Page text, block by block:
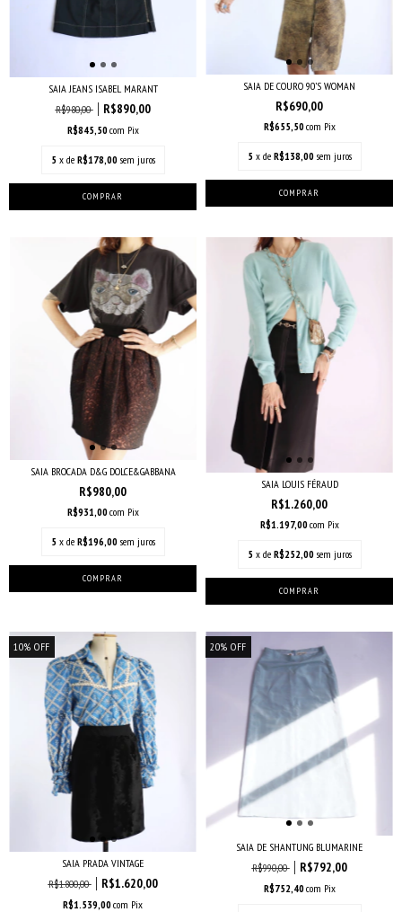
SAIA JEANS ISABEL MARANT
R$980,00
R$890,00
R$845,50com Pix
5 x de R$178,00 sem juros
SAIA DE COURO 90’S WOMAN
R$690,00
R$655,50com Pix
5 x de R$138,00 sem juros
SAIA BROCADA D&G DOLCE&GABBANA
R$980,00
R$931,00com Pix
5 x de R$196,00 sem juros
SAIA LOUIS FÉRAUD
R$1.260,00
R$1.197,00com Pix
5 x de R$252,00 sem juros
10% OFF
SAIA PRADA VINTAGE
R$1.800,00
R$1.620,00
R$1.539,00com Pix
20% OFF
SAIA DE SHANTUNG BLUMARINE
R$990,00
R$792,00
R$752,40com Pix